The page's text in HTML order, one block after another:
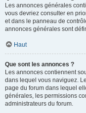
Les annonces générales
vous devriez consulter en
et dans le panneau de
annonces générales sont
Haut
Que sont les annonces ?
Les annonces contiennent
dans lequel vous naviguez.
page du forum dans lequel
générales, les permissions
administrateurs du forum.